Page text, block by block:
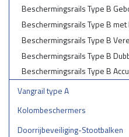
Beschermingsrails Type B
Beschermingsrails Type B met
Beschermingsrails Type B
Beschermingsrails Type B
Beschermingsrails Type B
Vangrail type A
Kolombeschermers
Doorrijbeveiliging-Stootbalken